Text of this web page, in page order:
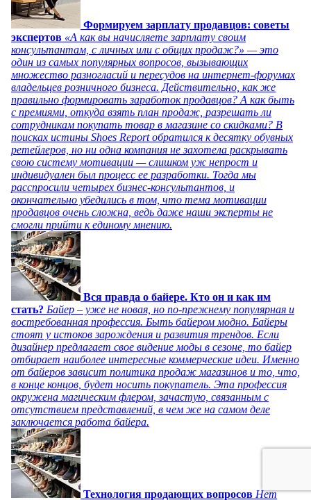
Формируем зарплату продавцов: советы
экспертов «А как вы начисляете зарплату своим
консультантам, с личных или с общих продаж?» — это
один из самых популярных вопросов, вызывающих
множество разногласий и пересудов на интернет-форумах
владельцев розничного бизнеса. Действительно, как же
правильно формировать заработок продавцов? А как быть
с премиями, откуда взять план продаж, разрешать ли
сотрудникам покупать товар в магазине со скидками? В
поисках истины Shoes Report обратился к десятку обувных
ретейлеров, но ни одна компания не захотела раскрывать
свою систему мотивации — слишком уж непрост и
индивидуален был процесс ее разработки. Тогда мы
расспросили четырех бизнес-консультантов, и
окончательно убедились в том, что тема мотивации
продавцов очень сложна, ведь даже наши эксперты не
смогли прийти к единому мнению.
Вся правда о байере. Кто он и как им
стать? Байер – уже не новая, но по-прежнему популярная и
востребованная профессия. Быть байером модно. Байеры
стоят у истоков зарождения и развития трендов. Если
дизайнер предлагает свое видение моды в сезоне, то байер
отбирает наиболее интересные коммерческие идеи. Именно
от байеров зависит политика продаж магазинов и то, что,
в конце концов, будет носить покупатель. Эта профессия
окружена магическим флером, зачастую, связанным с
отсутствием представлений, в чем же на самом деле
заключается работа байера.
Технология продающих вопросов Нет